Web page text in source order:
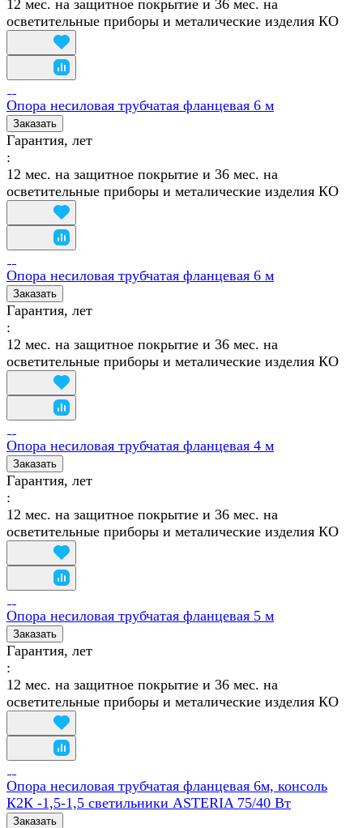
12 мес. на защитное покрытие и 36 мес. на
осветительные приборы и металические изделия КО
Опора несиловая трубчатая фланцевая 6 м
Заказать
Гарантия, лет
:
12 мес. на защитное покрытие и 36 мес. на
осветительные приборы и металические изделия КО
Опора несиловая трубчатая фланцевая 6 м
Заказать
Гарантия, лет
:
12 мес. на защитное покрытие и 36 мес. на
осветительные приборы и металические изделия КО
Опора несиловая трубчатая фланцевая 4 м
Заказать
Гарантия, лет
:
12 мес. на защитное покрытие и 36 мес. на
осветительные приборы и металические изделия КО
Опора несиловая трубчатая фланцевая 5 м
Заказать
Гарантия, лет
:
12 мес. на защитное покрытие и 36 мес. на
осветительные приборы и металические изделия КО
Опора несиловая трубчатая фланцевая 6м, консоль
К2К -1,5-1,5 светильники ASTERIA 75/40 Вт
Заказать